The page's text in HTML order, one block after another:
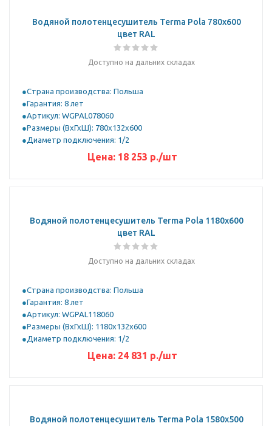
Водяной полотенцесушитель Terma Pola 780x600
цвет RAL
Доступно на дальних складах
Страна производства: Польша
Гарантия: 8 лет
Артикул: WGPAL078060
Размеры (ВхГхШ): 780х132х600
Диаметр подключения: 1/2
Цена: 18 253 р./шт
Водяной полотенцесушитель Terma Pola 1180x600
цвет RAL
Доступно на дальних складах
Страна производства: Польша
Гарантия: 8 лет
Артикул: WGPAL118060
Размеры (ВхГхШ): 1180х132х600
Диаметр подключения: 1/2
Цена: 24 831 р./шт
Водяной полотенцесушитель Terma Pola 1580x500